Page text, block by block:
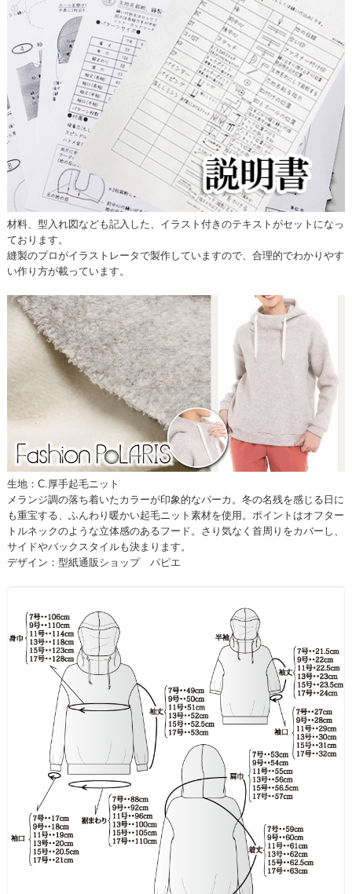
材料、型入れ図なども記入した、イラスト付きのテキストがセットになっ
ております。
縫製のプロがイラストレータで製作していますので、合理的でわかりやす
い作り方が載っています。
生地：C.厚手起毛ニット
メランジ調の落ち着いたカラーが印象的なパーカ。冬の名残を感じる日に
も重宝する、ふんわり暖かい起毛ニット素材を使用。ポイントはオフター
トルネックのような立体感のあるフード。さり気なく首周りをカバーし、
サイドやバックスタイルも決まります。
デザイン：型紙通販ショップ パピエ